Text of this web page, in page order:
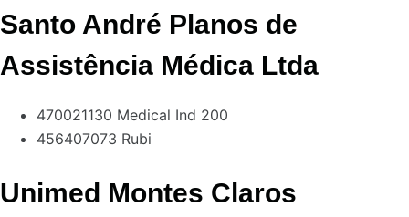
Santo André Planos de
Assistência Médica Ltda
470021130 Medical Ind 200
456407073 Rubi
Unimed Montes Claros